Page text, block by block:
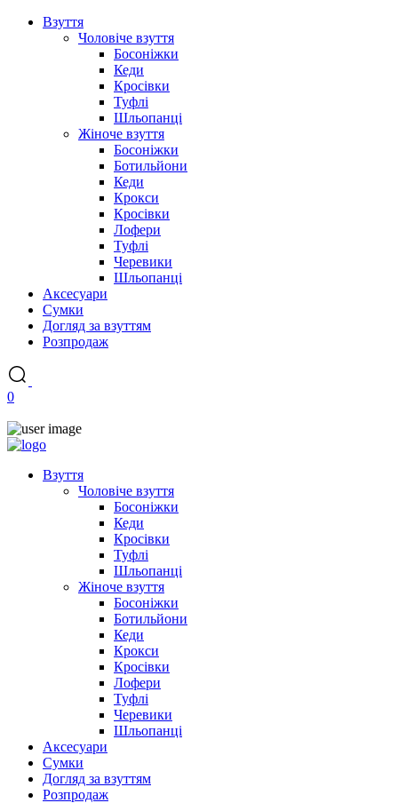
Взуття
Чоловіче взуття
Босоніжки
Кеди
Кросівки
Туфлі
Шльопанці
Жіноче взуття
Босоніжки
Ботильйони
Кеди
Крокси
Кросівки
Лофери
Туфлі
Черевики
Шльопанці
Аксесуари
Сумки
Догляд за взуттям
Розпродаж
0
Взуття
Чоловіче взуття
Босоніжки
Кеди
Кросівки
Туфлі
Шльопанці
Жіноче взуття
Босоніжки
Ботильйони
Кеди
Крокси
Кросівки
Лофери
Туфлі
Черевики
Шльопанці
Аксесуари
Сумки
Догляд за взуттям
Розпродаж